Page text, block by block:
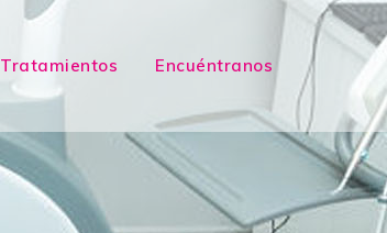
Tratamientos Encuéntranos